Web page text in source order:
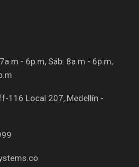
- 6p.m, Sáb: 8a.m - 6p.m,
116 Local 207, Medellín -